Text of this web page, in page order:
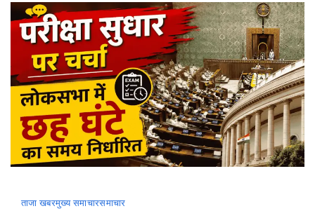
ताजा खबरमुख्य समाचारसमाचार